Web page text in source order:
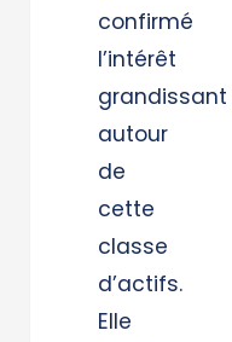
confirmé
l’intérêt
grandissant
autour
de
cette
classe
d’actifs.
Elle